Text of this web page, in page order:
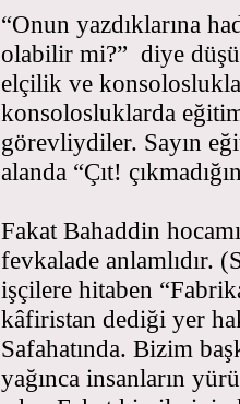
“Onun yazdıklarına
olabilir mi?” diye
elçilik ve
konsolosluklarda
görevliydiler. Sayın
alanda “Çıt!
Fakat Bahaddin
fevkalade anlamlıdır.
işçilere hitaben
kâfiristan dediği yer
Safahatında. Bizim
yağınca insanların